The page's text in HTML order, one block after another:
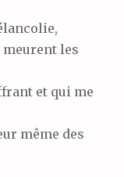
les
et qui me
même des